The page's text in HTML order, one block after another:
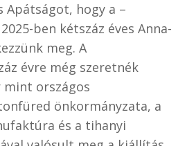
Apátságot, hogy a –
ben kétszáz éves Anna-
meg. A
évre még szeretnék
mint országos
önkormányzata, a
és a tihanyi